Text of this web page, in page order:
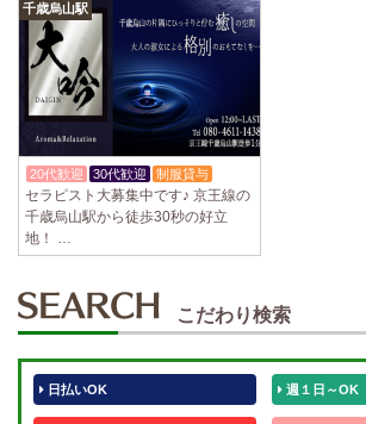
千歳烏山駅
20代歓迎 30代歓迎 制服貸与
セラピスト大募集中です♪ 京王線の
千歳烏山駅から徒歩30秒の好立
地！ …
こだわり検索
日払いOK 週１日～OK